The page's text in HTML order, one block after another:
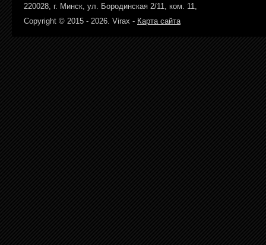
220028, г. Минск, ул. Бородинская 2/11, ком. 11,
Copyright © 2015 - 2026. Virax - Карта сайта